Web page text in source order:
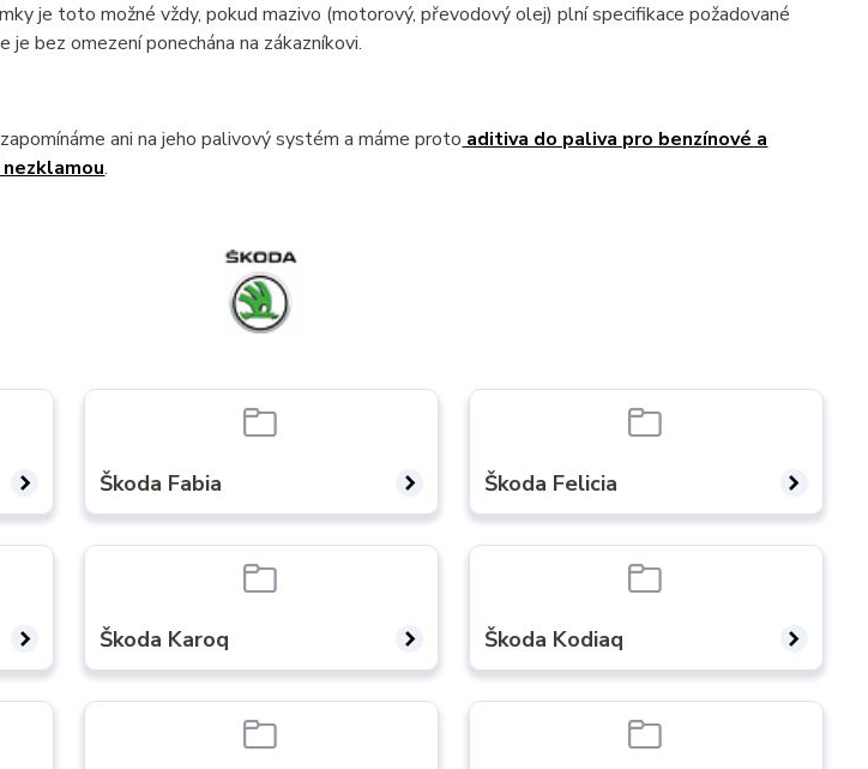
je toto možné vždy, pokud mazivo (motorový, převodový olej) plní specifikace požadované
bez omezení ponechána na zákazníkovi.
ani na jeho palivový systém a máme proto aditiva do paliva pro benzínové a
.
Škoda Fabia Škoda Felicia
Škoda Karoq Škoda Kodiaq